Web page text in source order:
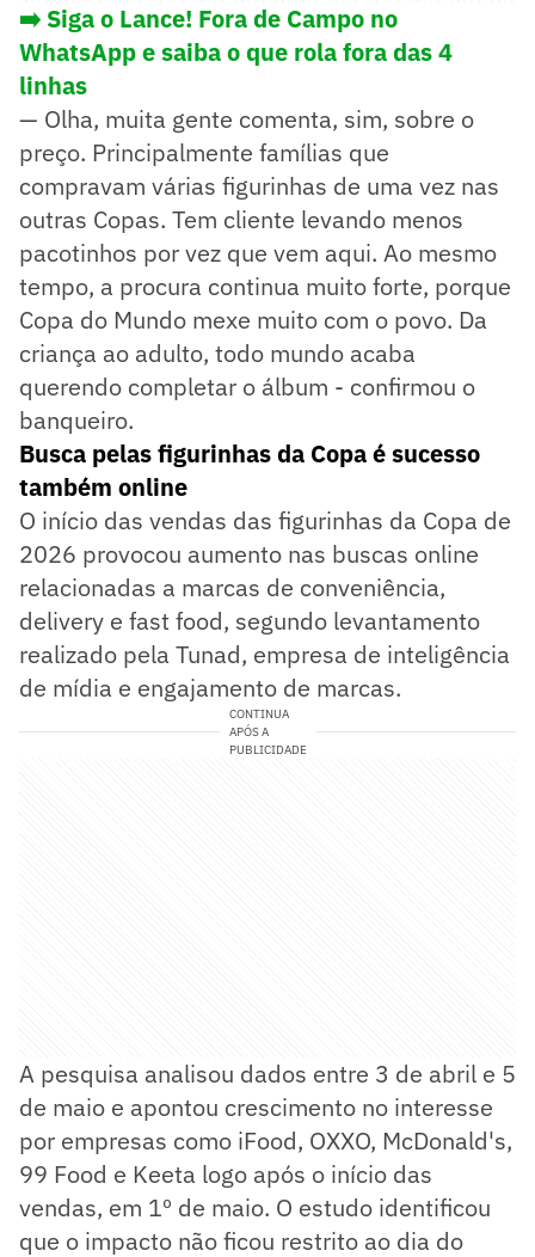
➡️ Siga o Lance! Fora de Campo no
WhatsApp e saiba o que rola fora das 4
linhas
— Olha, muita gente comenta, sim, sobre o
preço. Principalmente famílias que
compravam várias figurinhas de uma vez nas
outras Copas. Tem cliente levando menos
pacotinhos por vez que vem aqui. Ao mesmo
tempo, a procura continua muito forte, porque
Copa do Mundo mexe muito com o povo. Da
criança ao adulto, todo mundo acaba
querendo completar o álbum - confirmou o
banqueiro.
Busca pelas figurinhas da Copa é sucesso
também online
O início das vendas das figurinhas da Copa de
2026 provocou aumento nas buscas online
relacionadas a marcas de conveniência,
delivery e fast food, segundo levantamento
realizado pela Tunad, empresa de inteligência
de mídia e engajamento de marcas.
CONTINUA
APÓS A
PUBLICIDADE
A pesquisa analisou dados entre 3 de abril e 5
de maio e apontou crescimento no interesse
por empresas como iFood, OXXO, McDonald's,
99 Food e Keeta logo após o início das
vendas, em 1º de maio. O estudo identificou
que o impacto não ficou restrito ao dia do